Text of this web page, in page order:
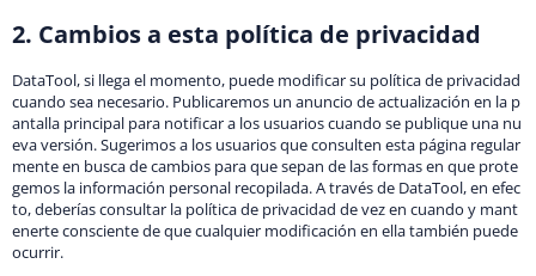
2. Cambios a esta política de privacidad
DataTool, si llega el momento, puede modificar su política de privacidad
cuando sea necesario. Publicaremos un anuncio de actualización en la p
antalla principal para notificar a los usuarios cuando se publique una nu
eva versión. Sugerimos a los usuarios que consulten esta página regular
mente en busca de cambios para que sepan de las formas en que prote
gemos la información personal recopilada. A través de DataTool, en efec
to, deberías consultar la política de privacidad de vez en cuando y mant
enerte consciente de que cualquier modificación en ella también puede
ocurrir.